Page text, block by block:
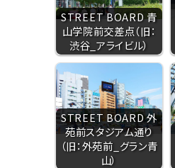
STREET BOARD 青
山学院前交差点（旧：
渋谷_アライビル）
STREET BOARD 外
苑前スタジアム通り
（旧：外苑前_グラン青
山）